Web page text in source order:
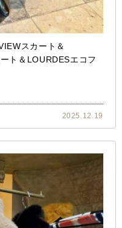
スカート＆
ト＆LOURDESエコフ
2025.12.19